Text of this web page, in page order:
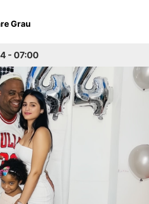
Grau
- 07:00